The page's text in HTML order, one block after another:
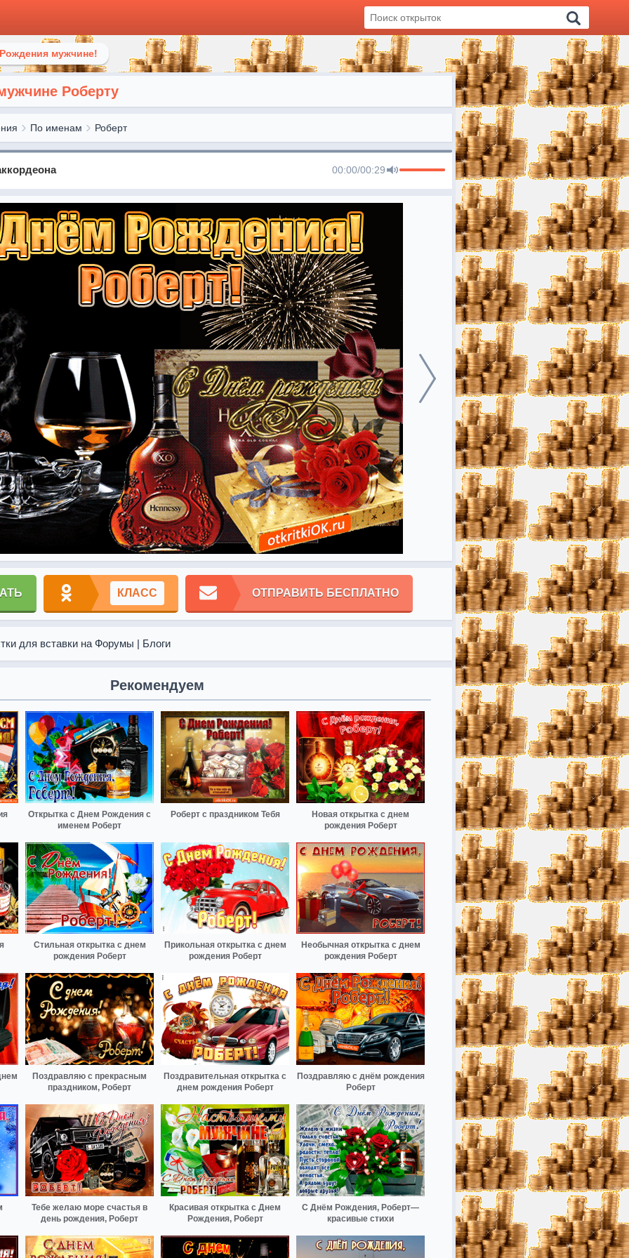
мужчине!
Роберту
По именам Роберт
00:00/00:29
КЛАСС ОТПРАВИТЬ БЕСПЛАТНО
для вставки на Форумы | Блоги
Рекомендуем
Открытка с Днем Рождения с
именем Роберт
Роберт с праздником Тебя
Новая открытка с днем
рождения Роберт
Стильная открытка с днем
рождения Роберт
Прикольная открытка с днем
рождения Роберт
Необычная открытка с днем
рождения Роберт
Поздравляю с прекрасным
праздником, Роберт
Поздравительная открытка с
днем рождения Роберт
Поздравляю с днём рождения
Роберт
Тебе желаю море счастья в
день рождения, Роберт
Красивая открытка с Днем
Рождения, Роберт
С Днём Рождения, Роберт—
красивые стихи